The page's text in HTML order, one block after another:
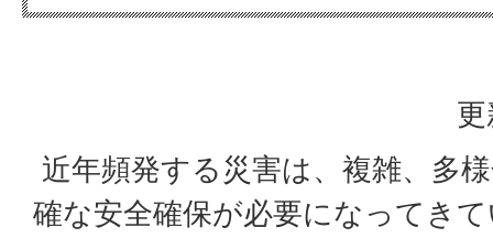
近年頻発する災害は、複雑、多
確な安全確保が必要になってき